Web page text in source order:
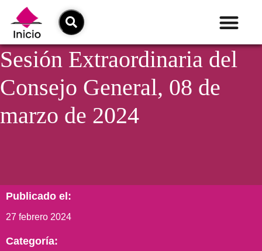
Sesión Extraordinaria del
Consejo General, 08 de
marzo de 2024
Publicado el:
27 febrero 2024
Categoría: